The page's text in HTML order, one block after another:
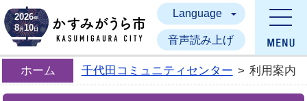
かすみがうら市
2026年
8月10日
Language
音声読み上げ
ホーム 千代田コミュニティセンター > 利用案内